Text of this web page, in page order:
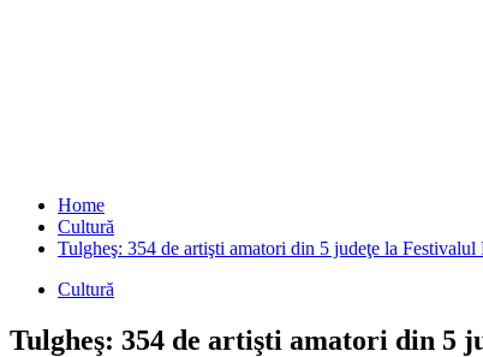
Home
Cultură
Tulgheş: 354 de artişti amatori din 5 judeţe la Festivalul
Cultură
Tulgheş: 354 de artişti amatori din 5